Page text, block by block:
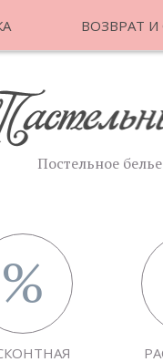
ВОЗВРАТ
Постельное